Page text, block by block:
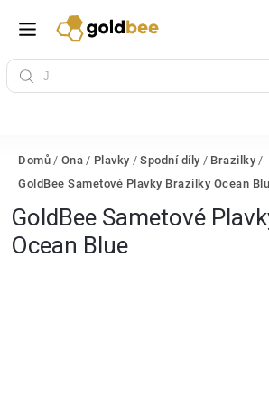
Domů / Ona / Plavky / Spodní díly / Brazilky /
GoldBee Sametové Plavky Brazilky Ocean
GoldBee Sametové
Ocean Blue